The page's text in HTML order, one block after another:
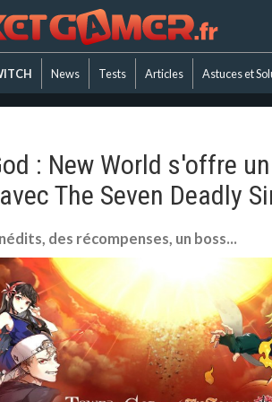
News Tests Articles Astuces et
: New World s'offre
The Seven Deadly
des récompenses, un boss...